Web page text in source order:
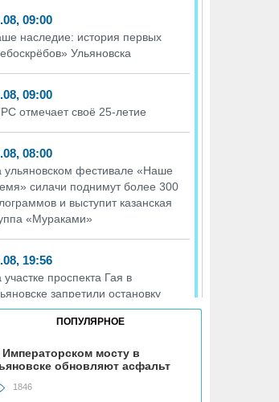
09:00
наследие: история первых
Ульяновска
09:00
отмечает своё 25-летие
08:00
ульяновском фестивале «Наше
силачи поднимут более 300
и выступит казанская
«Мураками»
19:56
участке проспекта Гая в
запретили остановку
19:30
парке Ульяновска
новую баскетбольную
ПОПУЛЯРНОЕ
Императорском мосту в
обновляют асфальт
1846